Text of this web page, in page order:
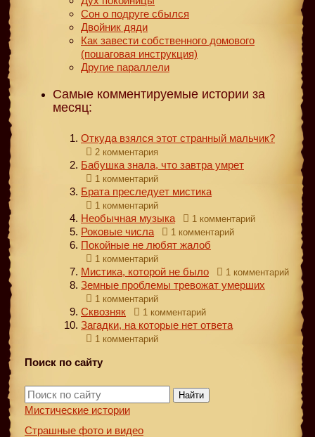
Сон о подруге сбылся
Двойник дяди
Как завести собственного домового
(пошаговая инструкция)
Другие параллели
Самые комментируемые истории за
месяц:
Откуда взялся этот странный мальчик?
2 комментария
Бабушка знала, что завтра умрет
1 комментарий
Брата преследует мистика
1 комментарий
Необычная музыка 1 комментарий
Роковые числа 1 комментарий
Покойные не любят жалоб
1 комментарий
Мистика, которой не было 1 комментарий
Земные проблемы тревожат умерших
1 комментарий
Сквозняк 1 комментарий
Загадки, на которые нет ответа
1 комментарий
Поиск по сайту
Найти
Мистические истории
Страшные фото и видео